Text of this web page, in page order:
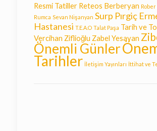
Resmi Tatiller Reteos Berberyan
Rumca Sevan Nişanyan Surp Pırgiç
Hastanesi T.E.A.O Talat Paşa Tarih ve
Vercihan Ziflioğlu Zabel Yesayan
Önemli Günler
Tarihler İletişim Yayınları İttihat ve